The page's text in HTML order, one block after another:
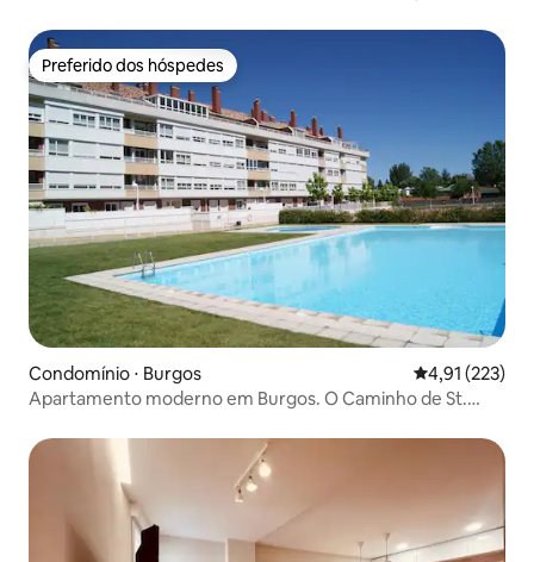
Preferido dos hóspedes
Preferido dos hóspedes
Condomínio ⋅ Burgos 4,91 de uma
4,91 (223)
Apartamento moderno em Burgos. O Caminho de St.